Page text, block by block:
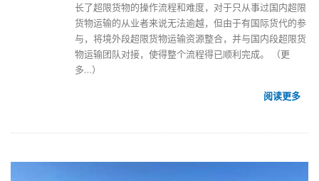
长了超限货物的操作流程和难度，对于只从事过国内超限
货物运输的从业者来说无法逾越，但由于有国际货代的参
与，将境外段超限货物运输资源整合，并与国内段超限货
物运输团队对接，使得整个流程得已顺利完成。
（更
多…）
阅读更多